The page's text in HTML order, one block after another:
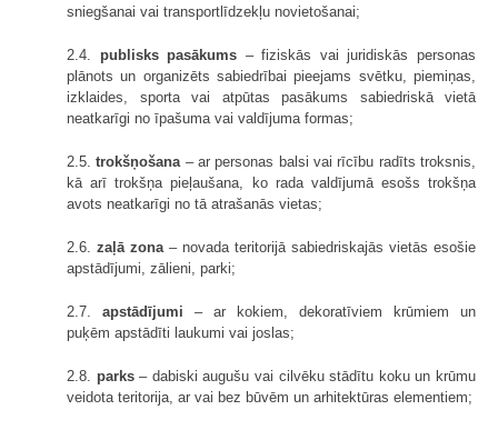
sniegšanai vai transportlīdzekļu novietošanai;
2.4. publisks pasākums – fiziskās vai juridiskās personas
plānots un organizēts sabiedrībai pieejams svētku, piemiņas,
izklaides, sporta vai atpūtas pasākums sabiedriskā vietā
neatkarīgi no īpašuma vai valdījuma formas;
2.5.trokšņošana – ar personas balsi vai rīcību radīts troksnis,
kā arī trokšņa pieļaušana, ko rada valdījumā esošs trokšņa
avots neatkarīgi no tā atrašanās vietas;
2.6. zaļā zona – novada teritorijā sabiedriskajās vietās esošie
apstādījumi, zālieni, parki;
2.7. apstādījumi – ar kokiem, dekoratīviem krūmiem un
puķēm apstādīti laukumi vai joslas;
2.8. parks– dabiski augušu vai cilvēku stādītu koku un krūmu
veidota teritorija, ar vai bez būvēm un arhitektūras elementiem;